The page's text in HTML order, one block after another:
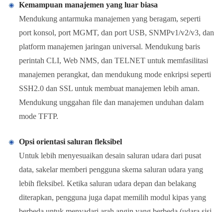
Kemampuan manajemen yang luar biasa
Mendukung antarmuka manajemen yang beragam, seperti
port konsol, port MGMT, dan port USB, SNMPv1/v2/v3, dan
platform manajemen jaringan universal. Mendukung baris
perintah CLI, Web NMS, dan TELNET untuk memfasilitasi
manajemen perangkat, dan mendukung mode enkripsi seperti
SSH2.0 dan SSL untuk membuat manajemen lebih aman.
Mendukung unggahan file dan manajemen unduhan dalam
mode TFTP.
Opsi orientasi saluran fleksibel
Untuk lebih menyesuaikan desain saluran udara dari pusat
data, sakelar memberi pengguna skema saluran udara yang
lebih fleksibel. Ketika saluran udara depan dan belakang
diterapkan, pengguna juga dapat memilih modul kipas yang